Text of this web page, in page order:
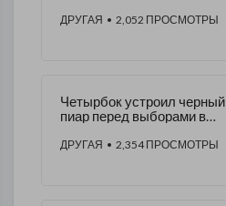
ДРУГАЯ • 2,052 ПРОСМОТРЫ
Четырбок устроил черный
пиар перед выборами в
ДРУГАЯ • 2,354 ПРОСМОТРЫ